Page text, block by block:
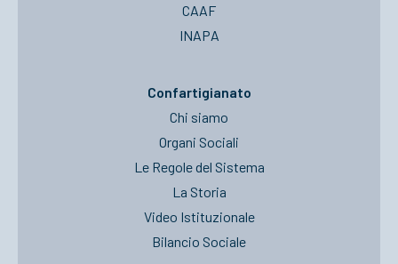
CAAF
INAPA
Confartigianato
Chi siamo
Organi Sociali
Le Regole del Sistema
La Storia
Video Istituzionale
Bilancio Sociale